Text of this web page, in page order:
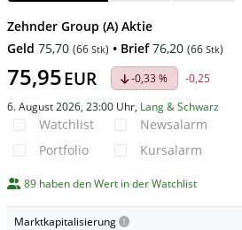
Zehnder Group (A) Aktie
Geld 75,70 (66 Stk) • Brief 76,20 (66 Stk)
75,95EUR -0,33 %
-0,25
6. August 2026, 23:00 Uhr, Lang & Schwarz
Watchlist
Portfolio
Newsalarm
Kursalarm
89 haben den Wert in der Watchlist
Marktkapitalisierung